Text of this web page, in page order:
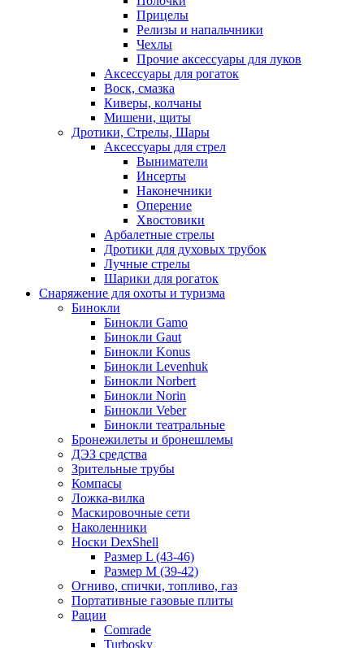
Прицелы
Релизы и напальчники
Чехлы
Прочие аксессуары для луков
Аксессуары для рогаток
Воск, смазка
Киверы, колчаны
Мишени, щиты
Дротики, Стрелы, Шары
Аксессуары для стрел
Выниматели
Инсерты
Наконечники
Оперение
Хвостовики
Арбалетные стрелы
Дротики для духовых трубок
Лучные стрелы
Шарики для рогаток
Снаряжение для охоты и туризма
Бинокли
Бинокли Gamo
Бинокли Gaut
Бинокли Konus
Бинокли Levenhuk
Бинокли Norbert
Бинокли Norin
Бинокли Veber
Бинокли театральные
Бронежилеты и бронешлемы
ДЭЗ средства
Зрительные трубы
Компасы
Ложка-вилка
Маскировочные сети
Наколенники
Носки DexShell
Размер L (43-46)
Размер M (39-42)
Огниво, спички, топливо, газ
Портативные газовые плиты
Рации
Comrade
Turbosky